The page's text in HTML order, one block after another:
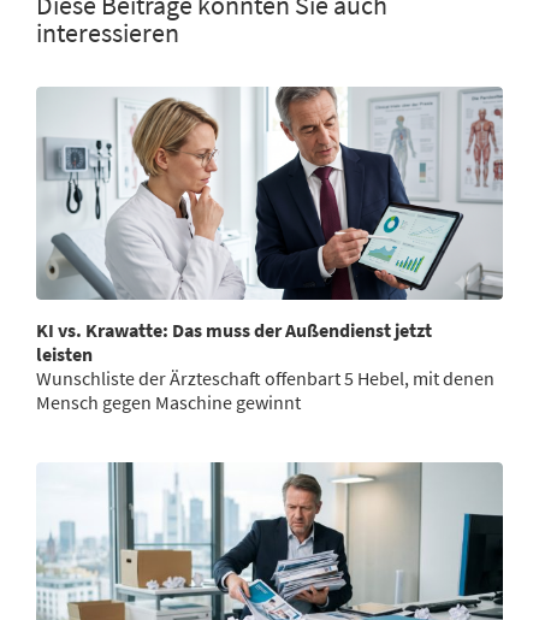
interessieren
KI vs. Krawatte: Das muss der Außendienst jetzt
leisten
Wunschliste der Ärzteschaft offenbart 5 Hebel, mit denen
Mensch gegen Maschine gewinnt